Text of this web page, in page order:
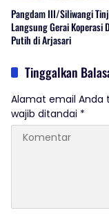
Pangdam III/Siliwangi
Langsung Gerai Koperasi
Putih di Arjasari
Tinggalkan
Alamat email Anda
wajib ditandai *